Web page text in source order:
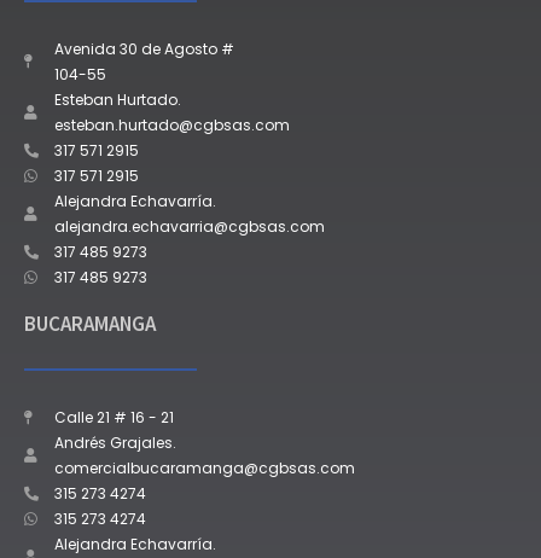
Avenida 30 de Agosto #
104-55
Esteban Hurtado.
esteban.hurtado@cgbsas.com
317 571 2915
317 571 2915
Alejandra Echavarría.
alejandra.echavarria@cgbsas.com
317 485 9273
317 485 9273
BUCARAMANGA
Calle 21 # 16 - 21
Andrés Grajales.
comercialbucaramanga@cgbsas.com
315 273 4274
315 273 4274
Alejandra Echavarría.